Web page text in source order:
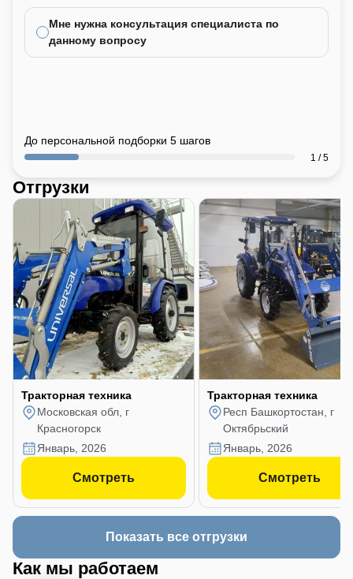
Мне нужна консультация специалиста по
данному вопросу
До персональной подборки 5 шагов
1 / 5
Отгрузки
Тракторная техника
Московская обл, г
Красногорск
январь, 2026
Смотреть
Тракторная техника
Респ Башкортостан, г
Октябрьский
январь, 2026
Смотреть
Показать все отгрузки
Как мы работаем